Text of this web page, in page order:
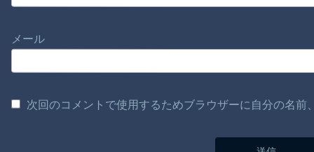
メール
次回のコメントで使用するためブラウザーに自分の名